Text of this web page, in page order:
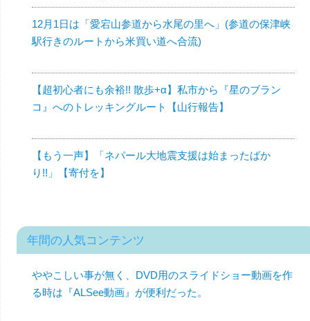
12月1日は「愛宕山参道から水尾の里へ」(参道の保津峡
駅行きのルートから米買い道へ合流)
【超初心者にも余裕!! 散歩+α】私市から『星のブラン
コ』へのトレッキングルート【山行報告】
【もう一声】「ネパール大地震支援は始まったばか
り!!」【寄付を】
年間の人気コンテンツ
ややこしい事が無く、DVD用のスライドショー動画を作
る時は『ALSee動画』が便利だった。